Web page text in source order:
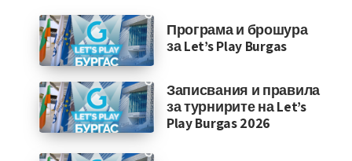
Програма и брошура
за Let’s Play Burgas
Записвания и правила
за турнирите на Let’s
Play Burgas 2026